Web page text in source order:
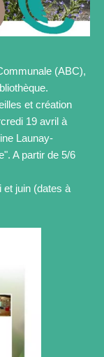
(ABC),
et création
19 avril à
Launay-
A partir de 5/6
juin (dates à